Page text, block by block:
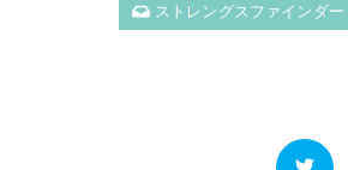
ストレングスファインダー